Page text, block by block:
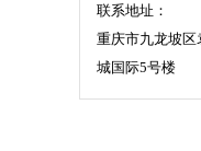
联系地址：
重庆市九龙坡区
城国际5号楼